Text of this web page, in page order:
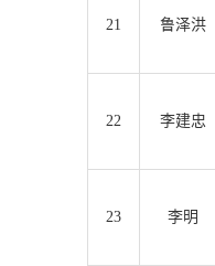
21 鲁泽洪
22 李建忠
23 李明